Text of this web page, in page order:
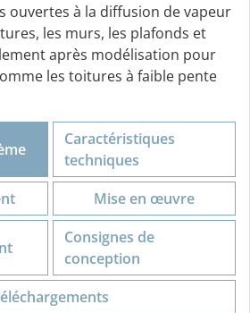
ouvertes à la diffusion de vapeur
les murs, les plafonds et
après modélisation pour
les toitures à faible pente
Caractéristiques
techniques
Mise en œuvre
Consignes de
conception